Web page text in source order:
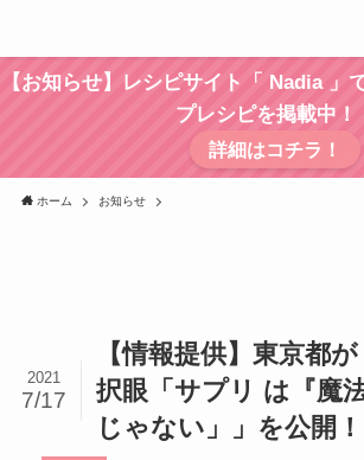
【お知らせ】レシピサイト「 Nadia 」
プレシピを掲載中！
詳細はコチラ！
ホーム お知らせ
【情報提供】東京都
択眼「サプリ は『魔
じゃない」」を公開！
2021
7/17